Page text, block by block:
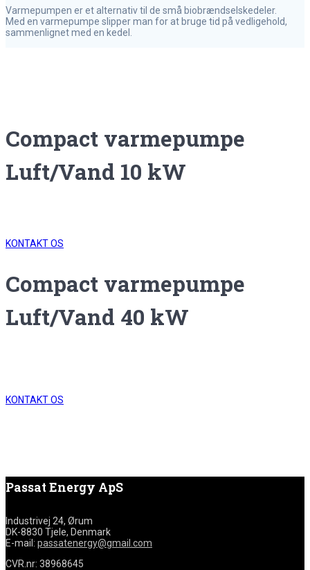
Varmepumpen er et alternativ til de små biobrændselskedeler.
Med en varmepumpe slipper man for at bruge tid på vedligehold,
sammenlignet med en kedel.
Compact varmepumpe
Luft/Vand 10 kW
KONTAKT OS
Compact varmepumpe
Luft/Vand 40 kW
KONTAKT OS
Passat Energy ApS
Industrivej 24, Ørum
DK-8830 Tjele, Denmark
E-mail: passatenergy@gmail.com
CVR.nr: 38968645